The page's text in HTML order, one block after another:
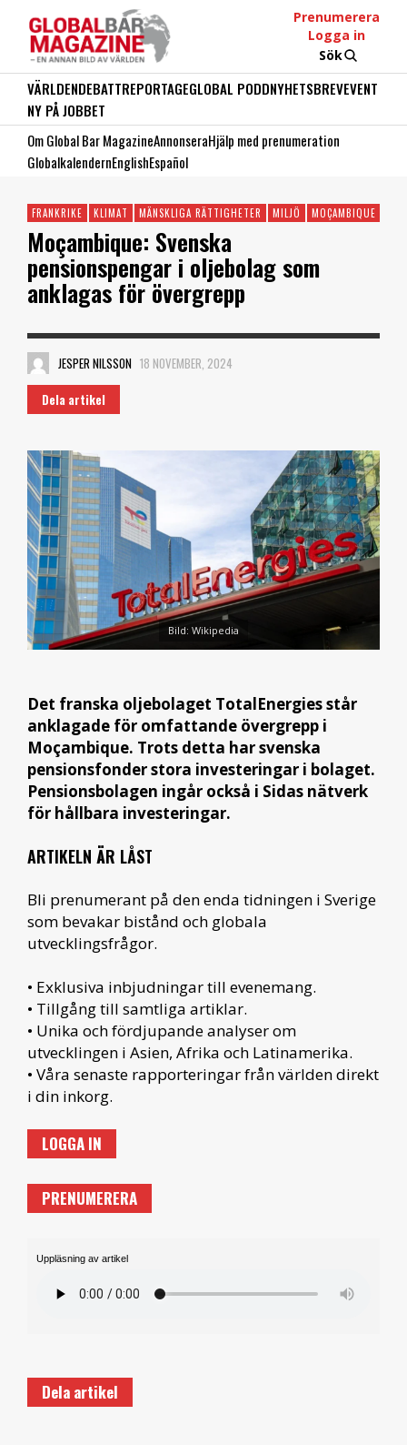
Prenumerera
Logga in
Sök
VÄRLDENDEBATTREPORTAGEGLOBAL PODDNYHETSBREVEVENT
NY PÅ JOBBET
Om Global Bar MagazineAnnonseraHjälp med prenumeration
GlobalkalendernEnglishEspañol
FRANKRIKE KLIMAT MÄNSKLIGA RÄTTIGHETER MILJÖ MOÇAMBIQUE
Moçambique: Svenska
pensionspengar i oljebolag som
anklagas för övergrepp
JESPER NILSSON 18 NOVEMBER, 2024
Dela artikel
Bild: Wikipedia
Det franska oljebolaget TotalEnergies står
anklagade för omfattande övergrepp i
Moçambique. Trots detta har svenska
pensionsfonder stora investeringar i bolaget.
Pensionsbolagen ingår också i Sidas nätverk
för hållbara investeringar.
ARTIKELN ÄR LÅST
Bli prenumerant på den enda tidningen i Sverige
som bevakar bistånd och globala
utvecklingsfrågor.
• Exklusiva inbjudningar till evenemang.
• Tillgång till samtliga artiklar.
• Unika och fördjupande analyser om
utvecklingen i Asien, Afrika och Latinamerika.
• Våra senaste rapporteringar från världen direkt
i din inkorg.
LOGGA IN
PRENUMERERA
Uppläsning av artikel
Dela artikel